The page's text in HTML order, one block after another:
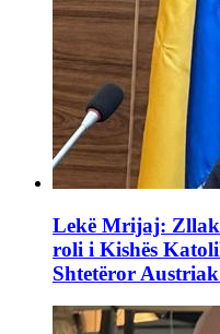
Lekë Mrijaj:
roli i Kishës
Shtetëror